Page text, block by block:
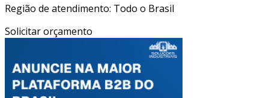
Região de atendimento: Todo o Brasil
Solicitar orçamento